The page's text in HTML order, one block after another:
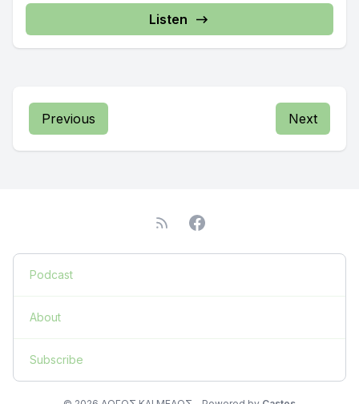
Listen
Previous Next
Podcast
About
Subscribe